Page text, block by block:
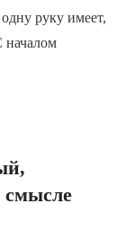
руку имеет,
началом